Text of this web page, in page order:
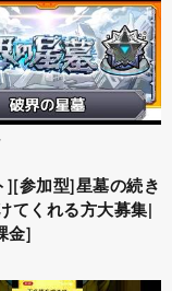
][参加型]星墓の続き
てくれる方大募集|
金]